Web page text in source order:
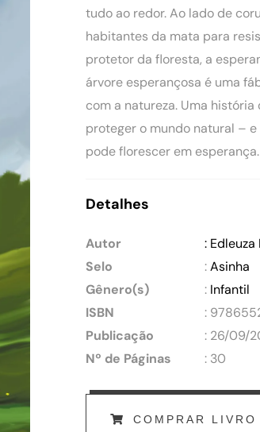
tudo ao redor. Ao lado de
habitantes da mata para
protetor da floresta, a
árvore esperançosa é uma
com a natureza. Uma
proteger o mundo natural –
pode florescer em esperança.
Detalhes
Autor
:
Selo
:Asinha
Gênero(s)
: Infantil
ISBN
:
Publicação
: 26/09/
Nº de Páginas
: 30
COMPRAR LIVRO